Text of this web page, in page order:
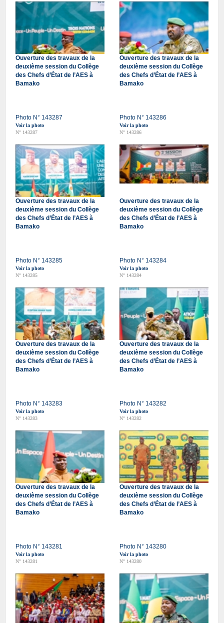
Ouverture des travaux de la
deuxième session du Collège
des Chefs d’État de l’AES à
Bamako
Photo N° 143287
Voir la photo
N° 143287
Ouverture des travaux de la
deuxième session du Collège
des Chefs d’État de l’AES à
Bamako
Photo N° 143286
Voir la photo
N° 143286
Ouverture des travaux de la
deuxième session du Collège
des Chefs d’État de l’AES à
Bamako
Photo N° 143285
Voir la photo
N° 143285
Ouverture des travaux de la
deuxième session du Collège
des Chefs d’État de l’AES à
Bamako
Photo N° 143284
Voir la photo
N° 143284
Ouverture des travaux de la
deuxième session du Collège
des Chefs d’État de l’AES à
Bamako
Photo N° 143283
Voir la photo
N° 143283
Ouverture des travaux de la
deuxième session du Collège
des Chefs d’État de l’AES à
Bamako
Photo N° 143282
Voir la photo
N° 143282
Ouverture des travaux de la
deuxième session du Collège
des Chefs d’État de l’AES à
Bamako
Photo N° 143281
Voir la photo
N° 143281
Ouverture des travaux de la
deuxième session du Collège
des Chefs d’État de l’AES à
Bamako
Photo N° 143280
Voir la photo
N° 143280